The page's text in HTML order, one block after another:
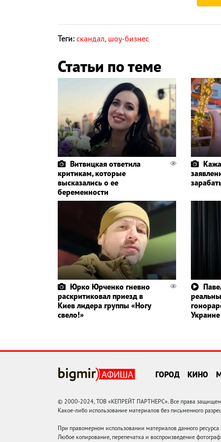
Теги: скандал, шоу-бизнес
Статьи по теме
Витвицкая ответила
критикам, которые
высказались о ее
беременности
Юрко Юрченко гневно
раскритиковал приезд в
Киев лидера группы «Ногу
свело!»
Украине
ГОРОД КИНО
© 2000-2024, ТОВ «КЕПРЕЙТ ПАРТНЕРС». Все права
Какое-либо использование материалов без письменного
При правомерном использовании материалов данного
Любое копирование, перепечатка и воспроизведение